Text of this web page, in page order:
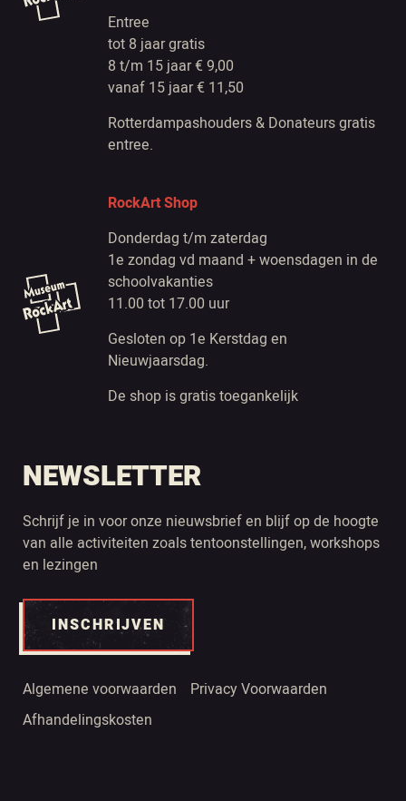
Entree
tot 8 jaar gratis
8 t/m 15 jaar € 9,00
vanaf 15 jaar € 11,50
Rotterdampashouders & Donateurs gratis
entree.
RockArt Shop
Donderdag t/m zaterdag
1e zondag vd maand + woensdagen in de
schoolvakanties
11.00 tot 17.00 uur
Gesloten op 1e Kerstdag en
Nieuwjaarsdag.
De shop is gratis toegankelijk
NEWSLETTER
Schrijf je in voor onze nieuwsbrief en blijf op de hoogte
van alle activiteiten zoals tentoonstellingen, workshops
en lezingen
INSCHRIJVEN
Algemene voorwaarden
Privacy Voorwaarden
Afhandelingskosten